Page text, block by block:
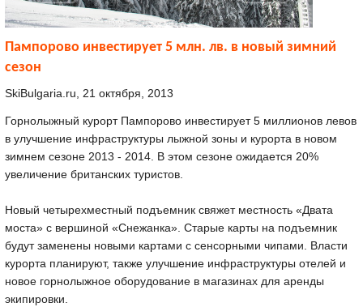
Пампорово инвестирует 5 млн. лв. в новый зимний
сезон
SkiBulgaria.ru, 21 октября, 2013
Горнолыжный курорт Пампорово инвестирует 5 миллионов левов
в улучшение инфраструктуры лыжной зоны и курорта в новом
зимнем сезоне 2013 - 2014. В этом сезоне ожидается 20%
увеличение британских туристов.
Новый четырехместный подъемник свяжет местность «Двата
моста» с вершиной «Снежанка». Старые карты на подъемник
будут заменены новыми картами с сенсорными чипами. Власти
курорта планируют, также улучшение инфраструктуры отелей и
новое горнолыжное оборудование в магазинах для аренды
экипировки.